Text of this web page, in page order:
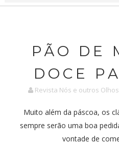
PÃO DE
DOCE
Revista Nós e outros Olhos
Muito além da páscoa, os
sempre serão uma boa
vontade de